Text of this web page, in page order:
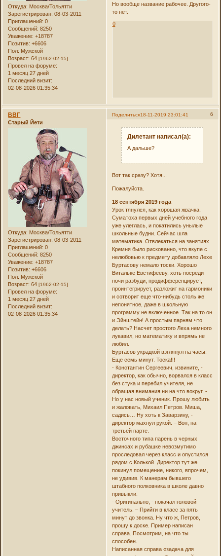
Откуда: Москва/Тольятти
Зарегистрирован: 08-03-2011
Приглашений: 0
Сообщений: 8250
Уважение: +18787
Позитив: +6606
Пол: Мужской
Возраст: 64[1962-02-15]
Провел на форуме:
1 месяц 27 дней
Последний визит:
02-08-2026 01:35:34
Но вообще название рабочее. Другого-
то нет.
0
Поделиться 6
18-11-2019 23:01:41
ВВГ
Старый Йети
Откуда: Москва/Тольятти
Зарегистрирован: 08-03-2011
Приглашений: 0
Сообщений: 8250
Уважение: +18787
Позитив: +6606
Пол: Мужской
Возраст: 64[1962-02-15]
Провел на форуме:
1 месяц 27 дней
Последний визит:
02-08-2026 01:35:34
Дилетант написал(а):
А дальше?
Вот так сразу? Хотя...
Пожалуйста.
18 сентября 2019 года
Урок тянулся, как хорошая жвачка.
Суматоха первых дней учебного года
уже улеглась, и покатились унылые
школьные будни. Сейчас шла
математика. Отвлекаться на занятиях
Кремня было рискованно, что вкупе с
нелюбовью к предмету добавляло Лехе
Буртасову немало тоски. Хорошо
Витальке Евстифееву, хоть посреди
ночи разбуди, продифференцирует,
проинтегрирует, разложит на гармоники
и сотворит еще что-нибудь столь же
непонятное, даже в школьную
программу не включенное. Так на то он
и Эйнштейн! А простым парням что
делать? Насчет простого Леха немного
лукавил, но математику и впрямь не
любил.
Буртасов украдкой взглянул на часы.
Еще семь минут. Тоска!!!
- Константин Сергеевич, извините, -
директор, как обычно, ворвался в класс
без стука и перебил учителя, не
обращая внимания ни на что вокруг. -
Но у нас новый ученик. Прошу любить
и жаловать, Михаил Петров. Миша,
садись… Ну хоть к Заварзину, -
директор махнул рукой. – Вон, на
третьей парте.
Восточного типа парень в черных
джинсах и рубашке невозмутимо
проследовал через класс и опустился
рядом с Колькой. Директор тут же
покинул помещение, никого, впрочем,
не удивив. К манерам бывшего
штабного полковника в школе давно
привыкли.
- Оригинально, - покачал головой
учитель. – Прийти в класс за пять
минут до звонка. Ну что ж, Петров,
прошу к доске. Пример написан
справа. Посмотрим, на что ты
способен.
Написанная справа «задача для